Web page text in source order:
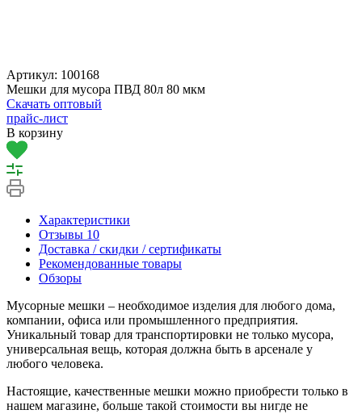
Артикул: 100168
Мешки для мусора ПВД 80л 80 мкм
Скачать оптовый
прайс-лист
В корзину
Характеристики
Отзывы 10
Доставка / скидки / сертификаты
Рекомендованные товары
Обзоры
Мусорные мешки – необходимое изделия для любого дома,
компании, офиса или промышленного предприятия.
Уникальный товар для транспортировки не только мусора,
универсальная вещь, которая должна быть в арсенале у
любого человека.
Настоящие, качественные мешки можно приобрести только в
нашем магазине, больше такой стоимости вы нигде не